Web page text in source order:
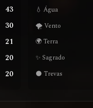
43
30
21
20
20
💧 Água
🌪️ Vento
🌍 Terra
✨ Sagrado
🌑 Trevas